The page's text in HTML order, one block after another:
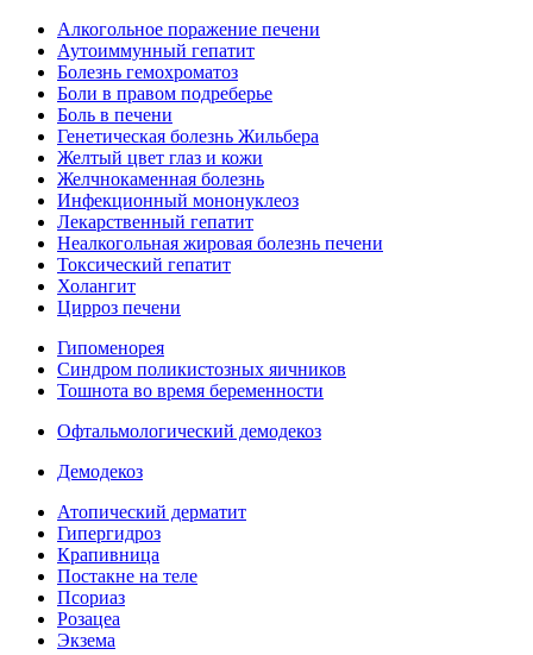
Алкогольное поражение печени
Аутоиммунный гепатит
Болезнь гемохроматоз
Боли в правом подреберье
Боль в печени
Генетическая болезнь Жильбера
Желтый цвет глаз и кожи
Желчнокаменная болезнь
Инфекционный мононуклеоз
Лекарственный гепатит
Неалкогольная жировая болезнь печени
Токсический гепатит
Холангит
Цирроз печени
Гипоменорея
Синдром поликистозных яичников
Тошнота во время беременности
Офтальмологический демодекоз
Демодекоз
Атопический дерматит
Гипергидроз
Крапивница
Постакне на теле
Псориаз
Розацеа
Экзема